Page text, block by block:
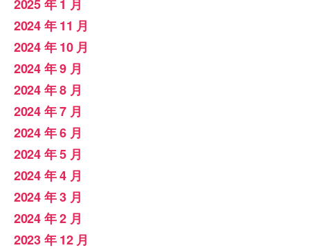
2025 年 1 月
2024 年 11 月
2024 年 10 月
2024 年 9 月
2024 年 8 月
2024 年 7 月
2024 年 6 月
2024 年 5 月
2024 年 4 月
2024 年 3 月
2024 年 2 月
2023 年 12 月